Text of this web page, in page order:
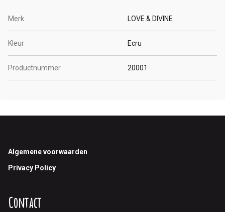
Merk LOVE & DIVINE
Kleur Ecru
Productnummer 20001
Footer
Algemene voorwaarden
Privacy Policy
Contact